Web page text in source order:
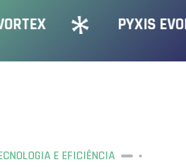
PYXIS
E EFICIÊNCIA